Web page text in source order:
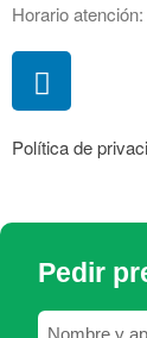
Horario
Política de
Pedir